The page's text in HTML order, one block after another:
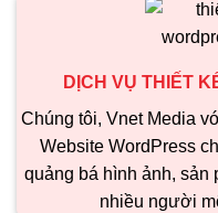
DỊCH VỤ THIẾT
Chúng tôi, Vnet Media
Website WordPress
quảng bá hình ảnh, sản
nhiều người